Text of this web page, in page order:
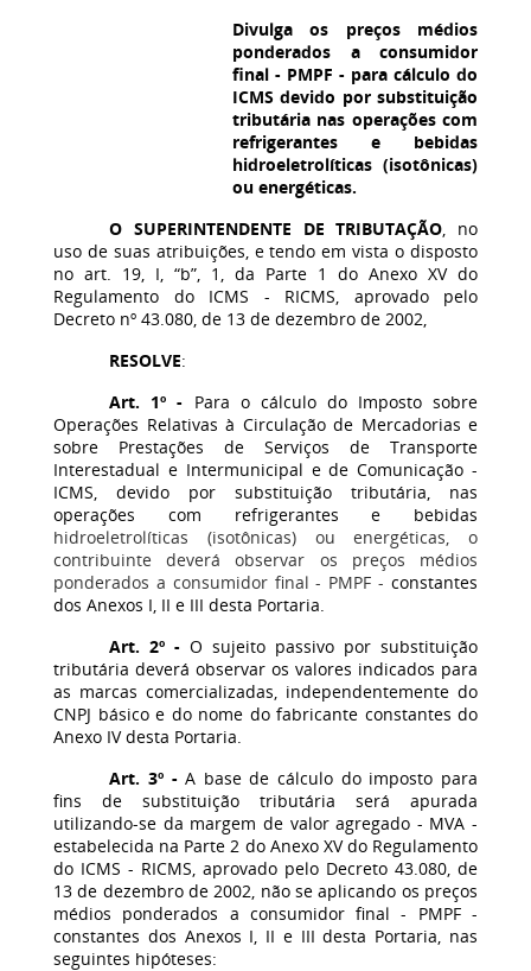
Divulga os preços médios
ponderados a consumidor
final - PMPF - para cálculo do
ICMS devido por substituição
tributária nas operações com
refrigerantes e bebidas
hidroeletrolíticas (isotônicas)
ou energéticas.
O SUPERINTENDENTE DE TRIBUTAÇÃO, no
uso de suas atribuições, e tendo em vista o disposto
no art. 19, I, “b”, 1, da Parte 1 do Anexo XV do
Regulamento do ICMS - RICMS, aprovado pelo
Decreto nº 43.080, de 13 de dezembro de 2002,
RESOLVE:
Art. 1º - Para o cálculo do Imposto sobre
Operações Relativas à Circulação de Mercadorias e
sobre Prestações de Serviços de Transporte
Interestadual e Intermunicipal e de Comunicação -
ICMS, devido por substituição tributária, nas
operações com refrigerantes e bebidas
hidroeletrolíticas (isotônicas) ou energéticas, o
contribuinte deverá observar os preços médios
ponderados a consumidor final - PMPF - constantes
dos Anexos I, II e III desta Portaria.
Art. 2º - O sujeito passivo por substituição
tributária deverá observar os valores indicados para
as marcas comercializadas, independentemente do
CNPJ básico e do nome do fabricante constantes do
Anexo IV desta Portaria.
Art. 3º -A base de cálculo do imposto para
fins de substituição tributária será apurada
utilizando-se da margem de valor agregado - MVA -
estabelecida na Parte 2 do Anexo XV do Regulamento
do ICMS - RICMS, aprovado pelo Decreto 43.080, de
13 de dezembro de 2002, não se aplicando os preços
médios ponderados a consumidor final - PMPF -
constantes dos Anexos I, II e III desta Portaria, nas
seguintes hipóteses: